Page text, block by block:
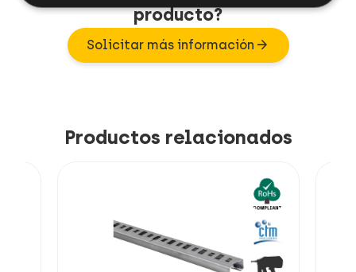
producto?
Solicitar más información arrow_forward
Productos relacionados